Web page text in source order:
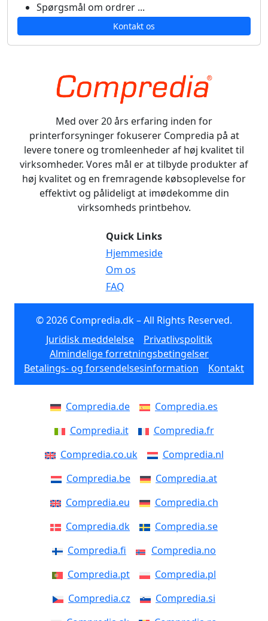
Spørgsmål om ordrer ...
Kontakt os
Med over 20 års erfaring inden for
printerforsyninger fokuserer Compredia på at
levere tonere og tromleenheder af høj kvalitet til
virksomheder. Vores mål er at tilbyde produkter af
høj kvalitet og en fremragende købsoplevelse for
effektivt og pålideligt at imødekomme din
virksomheds printbehov.
Quick Links
Hjemmeside
Om os
FAQ
© 2026 Compredia.dk – All Rights Reserved.
Juridisk meddelelse
Privatlivspolitik
Almindelige forretningsbetingelser
Betalings- og forsendelsesinformation
Kontakt
Compredia.de
Compredia.es
Compredia.it
Compredia.fr
Compredia.co.uk
Compredia.nl
Compredia.be
Compredia.at
Compredia.eu
Compredia.ch
Compredia.dk
Compredia.se
Compredia.fi
Compredia.no
Compredia.pt
Compredia.pl
Compredia.cz
Compredia.si